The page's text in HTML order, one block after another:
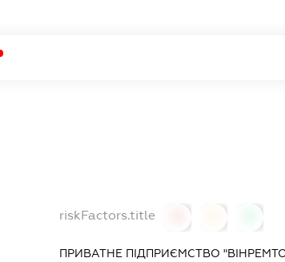
riskFactors.title
ПРИВАТНЕ ПІДПРИЄМСТВО